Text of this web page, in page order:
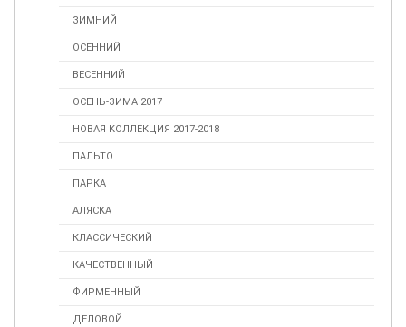
ЗИМНИЙ
ОСЕННИЙ
ВЕСЕННИЙ
ОСЕНЬ-ЗИМА 2017
НОВАЯ КОЛЛЕКЦИЯ 2017-2018
ПАЛЬТО
ПАРКА
АЛЯСКА
КЛАССИЧЕСКИЙ
КАЧЕСТВЕННЫЙ
ФИРМЕННЫЙ
ДЕЛОВОЙ